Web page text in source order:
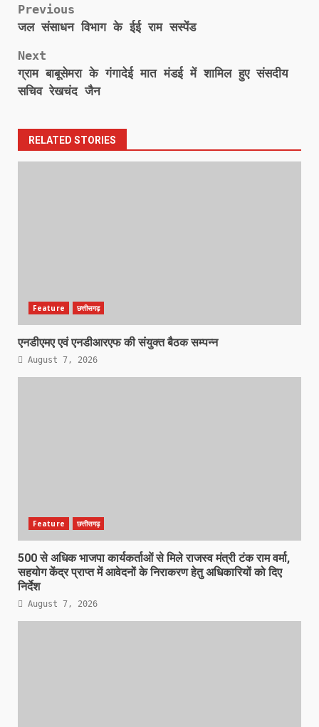
Post
Previous
जल संसाधन विभाग के ईई राम सस्पेंड
Next
ग्राम बाबूसेमरा के गंगादेई मात मंडई में शामिल हुए संसदीय
सचिव रेखचंद जैन
RELATED STORIES
Feature छत्तीसगढ़
एनडीएमए एवं एनडीआरएफ की संयुक्त बैठक सम्पन्न
August 7, 2026
Feature छत्तीसगढ़
500 से अधिक भाजपा कार्यकर्ताओं से मिले राजस्व मंत्री टंक राम वर्मा,
सहयोग केंद्र प्राप्त में आवेदनों के निराकरण हेतु अधिकारियों को दिए
निर्देश
August 7, 2026